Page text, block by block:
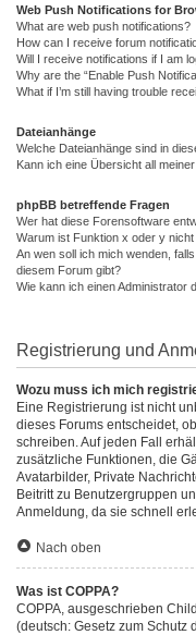
Web Push Notifications for
What are web push notifications?
How can I receive forum
Will I receive notifications if I am
Why are the “Enable Push
What if I’m still having trouble
Dateianhänge
Welche Dateianhänge sind in
Kann ich eine Übersicht all
phpBB betreffende Fragen
Wer hat diese Forensoftware
Warum ist Funktion x oder y nicht
An wen soll ich mich wenden,
diesem Forum gibt?
Wie kann ich einen Administrator
Registrierung und
Wozu muss ich mich
Eine Registrierung ist nicht
dieses Forums entscheidet,
schreiben. Auf jeden Fall
zusätzliche Funktionen, die
Avatarbilder, Private
Beitritt zu Benutzergruppen
Anmeldung, da sie schnell
Nach oben
Was ist COPPA?
COPPA, ausgeschrieben
(deutsch: Gesetz zum Schutz